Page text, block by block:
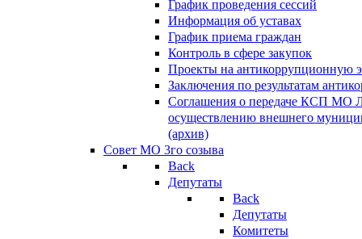
График проведения сессий
Информация об уставах
График приема граждан
Контроль в сфере закупок
Проекты на антикоррупционную
Заключения по результатам
Соглашения о передаче КСП МО
осуществлению внешнего
(архив)
Совет МО 3го созыва
Back
Депутаты
Back
Депутаты
Комитеты